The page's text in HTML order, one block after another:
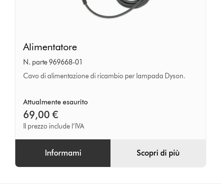
Alimentatore
N. parte 969668-01
Cavo di alimentazione di ricambio per lampada Dyson.
Attualmente esaurito
69,00 €
Il prezzo include l’IVA
Informami Scopri di più